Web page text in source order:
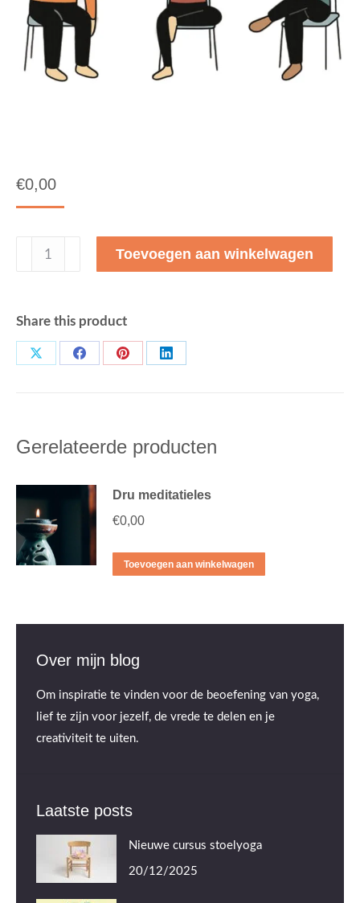
€0,00
Stoelyogales
aantal
Toevoegen aan winkelwagen
Share this product
Deel
Deel
Deel
Deel
Gerelateerde producten
Dru meditatieles
€0,00
Toevoegen aan winkelwagen
Over mijn blog
Om inspiratie te vinden voor de beoefening van yoga,
lief te zijn voor jezelf, de vrede te delen en je
creativiteit te uiten.
Laatste posts
Nieuwe cursus stoelyoga
20/12/2025